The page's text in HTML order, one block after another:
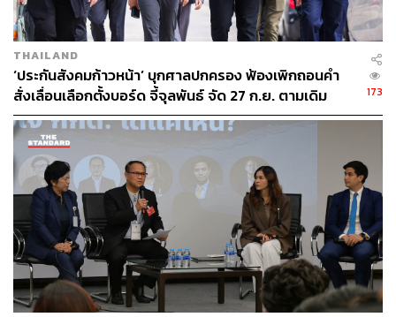
ของ 2 กลุ่มนี้อย่างชัดเจน ทั้งที่ต้องการสมัครเพื่อรับเลือกเป็น
สว. หรือสมัครเพื่อเข้ามาใช้สิทธิเลือกตัวแทนกลุ่มที่เหมาะสม
และทั้งที่จะสมัครเข้ามาตรวจสอบสังเกตการณ์กระบวนการ
เลือกนี้ ย่อมขัดกับหลักการมีส่วนร่วมของประชาชนและ
ความมุ่งหมายในรัฐธรรมนูญมาตรา 107 ที่ระบุในเอกสาร
ความมุ่งหมายฯ ที่อ้างถึงข้างต้นด้วย
TAGS: สำนักงานคณะกรรมการการเลือกตั้ง (กกต.)
ศาลปกครอง
ประชาไท
การฟ้องร้อง
สมาชิกวุฒิสภา (สว.)
เทวฤทธิ์ มณีฉาย
ENDGAMEสว67
THAILAND
‘ประกันสังคมก้าวหน้า’ บุกศาลปกครอง ฟ้องเพิกถอนคำ
สั่งเลื่อนเลือกตั้งบอร์ด จี้จุลพันธ์ จัด 27 ก.ย. ตามเดิม
173